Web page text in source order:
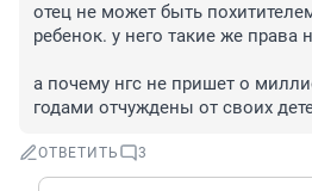
отец не может быть
ребенок. у него такие же права
а почему нгс не пришет о
годами отчуждены от своих
ОТВЕТИТЬ 3